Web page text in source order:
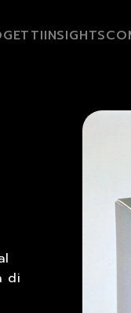
INSIGHTS
di